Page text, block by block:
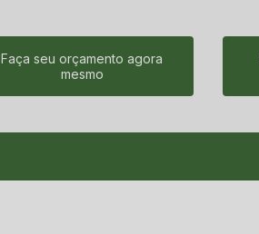
Faça seu orçamento agora
mesmo